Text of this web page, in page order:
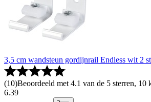
3,5 cm wandsteun gordijnrail Endless wit 2
(10)Beoordeeld met 4.1 van de 5 sterren, 10
6.39